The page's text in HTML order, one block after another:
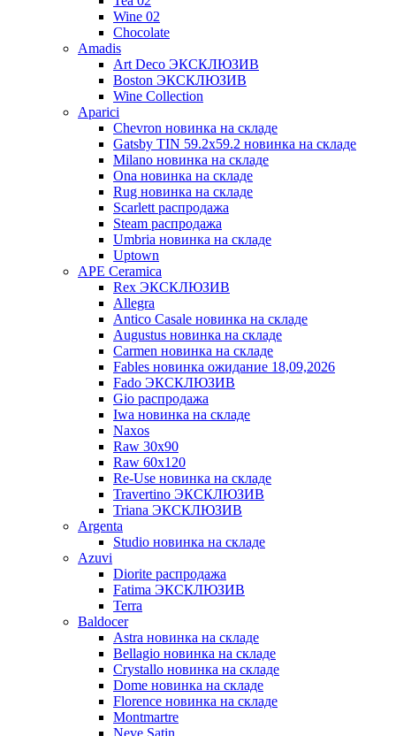
Wine 02
Chocolate
Amadis
Art Deco ЭКСКЛЮЗИВ
Boston ЭКСКЛЮЗИВ
Wine Collection
Aparici
Chevron новинка на складе
Gatsby TIN 59.2x59.2 новинка на складе
Milano новинка на складе
Ona новинка на складе
Rug новинка на складе
Scarlett распродажа
Steam распродажа
Umbria новинка на складе
Uptown
APE Ceramica
Rex ЭКСКЛЮЗИВ
Allegra
Antico Casale новинка на складе
Augustus новинка на складе
Carmen новинка на складе
Fables новинка ожидание 18,09,2026
Fado ЭКСКЛЮЗИВ
Gio распродажа
Iwa новинка на складе
Naxos
Raw 30x90
Raw 60х120
Re-Use новинка на складе
Travertino ЭКСКЛЮЗИВ
Triana ЭКСКЛЮЗИВ
Argenta
Studio новинка на складе
Azuvi
Diorite распродажа
Fatima ЭКСКЛЮЗИВ
Terra
Baldoсer
Astra новинка на складе
Bellagio новинка на складе
Crystallo новинка на складе
Dome новинка на складе
Florence новинка на складе
Montmartre
Neve Satin